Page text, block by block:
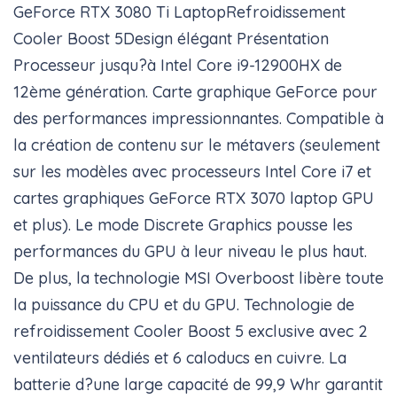
GeForce RTX 3080 Ti LaptopRefroidissement
Cooler Boost 5Design élégant Présentation
Processeur jusqu?à Intel Core i9-12900HX de
12ème génération. Carte graphique GeForce pour
des performances impressionnantes. Compatible à
la création de contenu sur le métavers (seulement
sur les modèles avec processeurs Intel Core i7 et
cartes graphiques GeForce RTX 3070 laptop GPU
et plus). Le mode Discrete Graphics pousse les
performances du GPU à leur niveau le plus haut.
De plus, la technologie MSI Overboost libère toute
la puissance du CPU et du GPU. Technologie de
refroidissement Cooler Boost 5 exclusive avec 2
ventilateurs dédiés et 6 caloducs en cuivre. La
batterie d?une large capacité de 99,9 Whr garantit